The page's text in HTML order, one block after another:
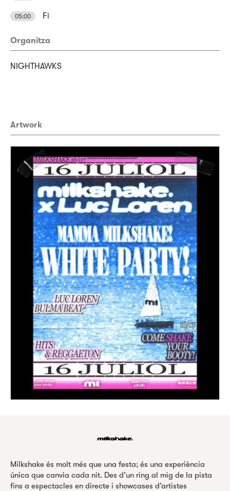
05:00 Fi
Organitza
NIGHTHAWKS
Artwork
Milkshake és molt més que una festa; és una experiència
única que canvia cada nit. Des d’un ring al mig de la pista
fins a espectacles en directe i showcases d’artistes